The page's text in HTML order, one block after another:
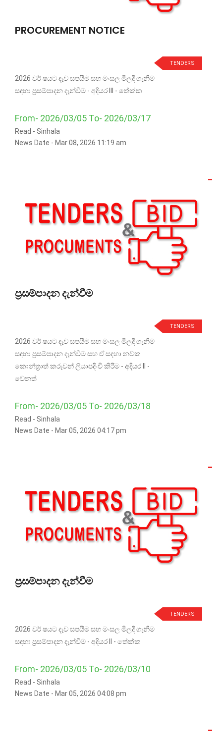
PROCUREMENT NOTICE
TENDERS
2026 වර් ෂයට දැව සපයීම සහ මංසල මිලදී ගැනීම
සඳහා ප්‍රසම්පාදන දැන්වීම - අදියර III - තේක්ක
From- 2026/03/05 To- 2026/03/17
Read - Sinhala
News Date - Mar 08, 2026 11:19 am
ප්‍රසම්පාදන දැන්වීම
TENDERS
2026 වර් ෂයට දැව සපයීම සහ මංසල මිලදී ගැනීම
සඳහා ප්‍රසම්පාදන දැන්වීම සහ ඒ සඳහා නවක
කොන්ත්‍රාත් කරුවන් ලියාපදිංචි කිරීම - අදියර II -
වෙනත්
From- 2026/03/05 To- 2026/03/18
Read - Sinhala
News Date - Mar 05, 2026 04:17 pm
ප්‍රසම්පාදන දැන්වීම
TENDERS
2026 වර් ෂයට දැව සපයීම සහ මංසල මිලදී ගැනීම
සඳහා ප්‍රසම්පාදන දැන්වීම - අදියර II - තේක්ක
From- 2026/03/05 To- 2026/03/10
Read - Sinhala
News Date - Mar 05, 2026 04:08 pm